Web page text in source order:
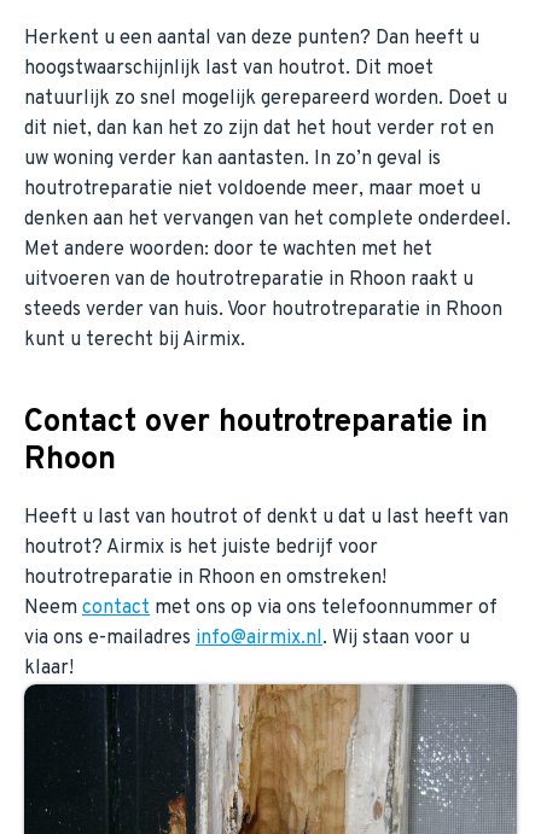
Herkent u een aantal van deze punten? Dan heeft u
hoogstwaarschijnlijk last van houtrot. Dit moet
natuurlijk zo snel mogelijk gerepareerd worden. Doet u
dit niet, dan kan het zo zijn dat het hout verder rot en
uw woning verder kan aantasten. In zo’n geval is
houtrotreparatie niet voldoende meer, maar moet u
denken aan het vervangen van het complete onderdeel.
Met andere woorden: door te wachten met het
uitvoeren van de houtrotreparatie in Rhoon raakt u
steeds verder van huis. Voor houtrotreparatie in Rhoon
kunt u terecht bij Airmix.
Contact over houtrotreparatie in
Rhoon
Heeft u last van houtrot of denkt u dat u last heeft van
houtrot? Airmix is het juiste bedrijf voor
houtrotreparatie in Rhoon en omstreken!
Neem contact met ons op via ons telefoonnummer of
via ons e-mailadres info@airmix.nl. Wij staan voor u
klaar!